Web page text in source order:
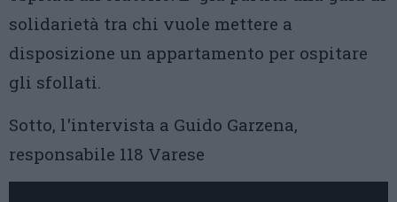
solidarietà tra chi vuole mettere a
disposizione un appartamento per ospitare
gli sfollati.
Sotto, l'intervista a Guido Garzena,
responsabile 118 Varese